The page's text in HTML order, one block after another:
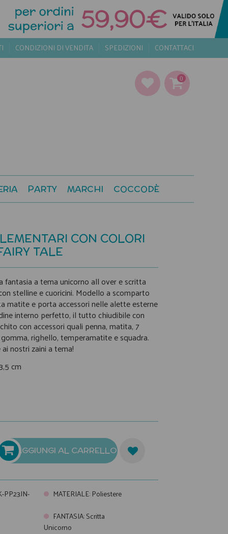
CONDIZIONI DI VENDITA SPEDIZIONI CONTATTACI
0
PARTY MARCHI COCCODÈ
CON COLORI
TALE
fantasia a tema unicorno all over e scritta
stelline e cuoricini. Modello a scomparto
matite e porta accessori nelle alette esterne
interno perfetto, il tutto chiudibile con
con accessori quali penna, matita, 7
righello, temperamatite e squadra.
nostri zaini a tema!
cm
AGGIUNGI AL CARRELLO
PP23JN-
MATERIALE: Poliestere
FANTASIA:Scritta
Unicorno